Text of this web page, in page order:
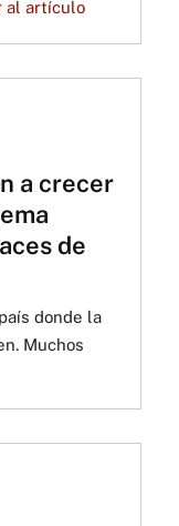
al artículo
a crecer
de
donde la
Muchos